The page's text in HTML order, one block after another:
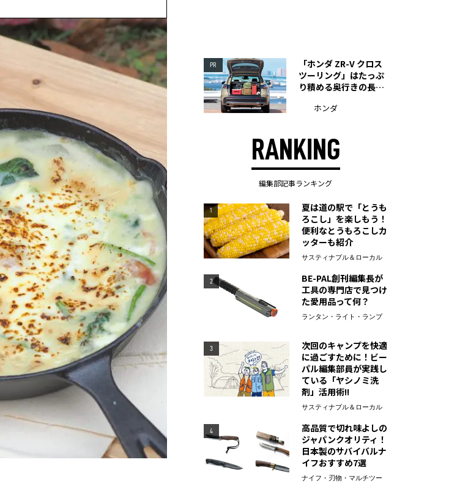
PR
「ホンダ ZR-V クロス
ツーリング」はたっぷ
り積める奥行きの長い
ホンダ
RANKING
編集部記事ランキング
1
夏は道の駅で「とうも
ろこし」を楽しもう！
便利なとうもろこしカ
ッターも紹介
サスティナブル＆ローカル
2
BE-PAL創刊編集長が
工具の専門店で見つけ
た愛用品って何？
ランタン・ライト・ランプ
3
次回のキャンプを快適
に過ごすために！ビー
パル編集部員が実践し
ている「ヤシノミ洗
剤」活用術!!
サスティナブル＆ローカル
4
高品質で切れ味よしの
ジャパンクオリティ！
日本製のサバイバルナ
イフおすすめ7選
ナイフ・刃物・マルチツー